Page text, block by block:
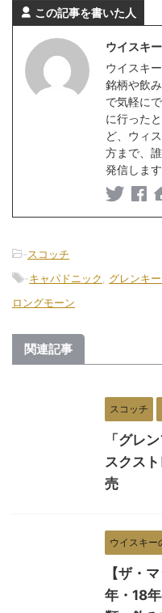
この記事を書いた人
ウイスキ
ウイスキ
銘柄や飲
で気軽に
に行った
ど、ウィ
方まで、
発信します
-スコッチ
-キャパドニック グレンキ
ロングモーン
関連記事
スコッチ
「グレ
スクス
売
ウイスキー
【ザ・
年・18